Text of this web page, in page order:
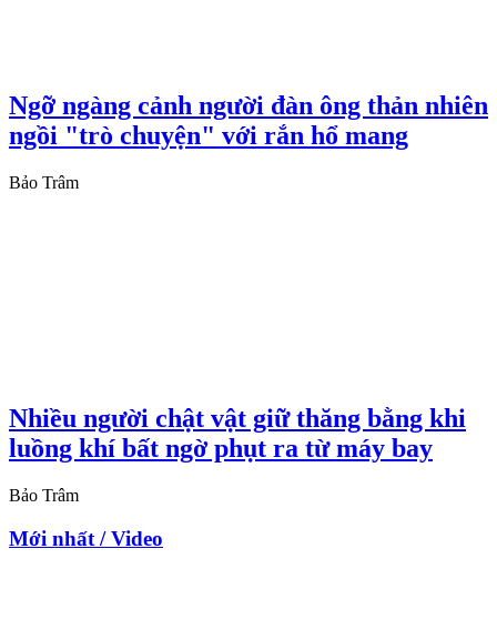
Ngỡ ngàng cảnh người đàn ông thản nhiên
ngồi "trò chuyện" với rắn hổ mang
Bảo Trâm
Nhiều người chật vật giữ thăng bằng khi
luồng khí bất ngờ phụt ra từ máy bay
Bảo Trâm
Mới nhất / Video